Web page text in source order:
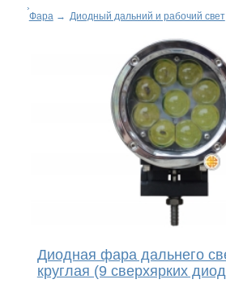
Фара→ Диодный дальний и рабочий свет
Диодная фара дальнего
круглая (9 сверхярких